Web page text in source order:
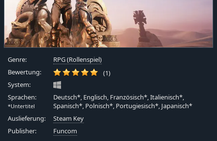
Genre:
RPG (Rollenspiel)
Bewertung:
(1)
System:
Sprachen:
*Untertitel
Deutsch*, Englisch, Französisch*, Italienisch*,
Spanisch*, Polnisch*, Portugiesisch*, Japanisch*
Auslieferung:
Steam Key
Publisher:
Funcom